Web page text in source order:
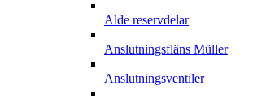
Alde reservdelar
Anslutningsfläns Müller
Anslutningsventiler